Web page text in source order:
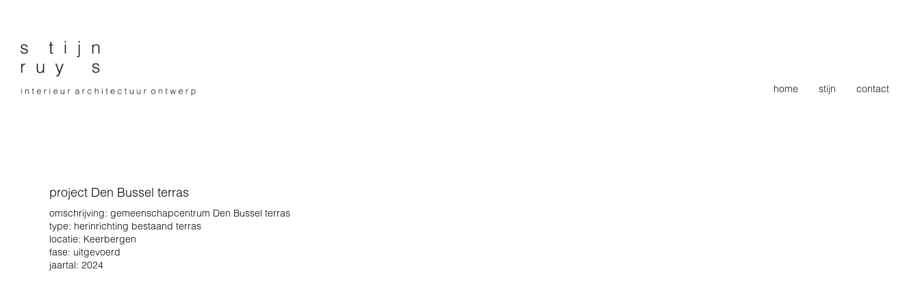
home stijn contact
project Den Bussel terras
omschrijving: gemeenschapcentrum Den Bussel terras
type: herinrichting bestaand terras
locatie: Keerbergen
fase: uitgevoerd
jaartal: 2024